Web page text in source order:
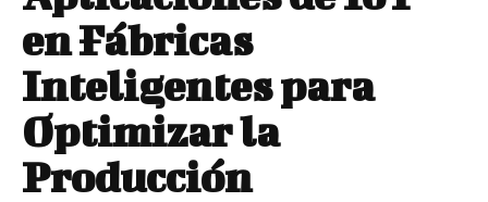
en Fábricas
Inteligentes para
Optimizar la
Producción